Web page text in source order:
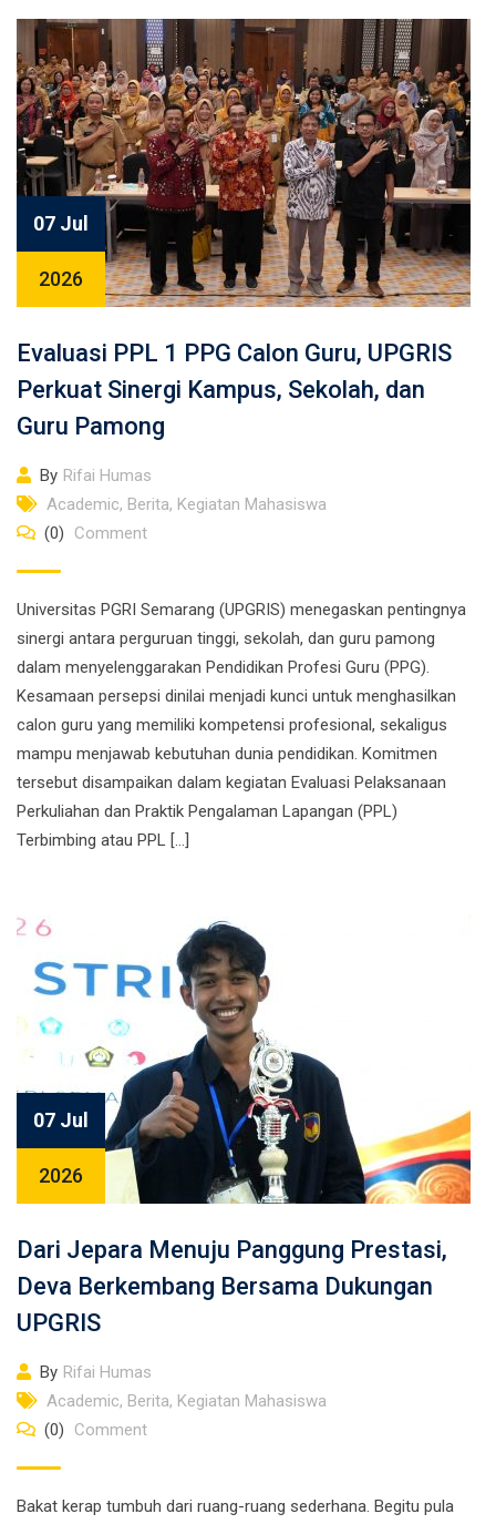
07 Jul
2026
Evaluasi PPL 1 PPG Calon Guru, UPGRIS
Perkuat Sinergi Kampus, Sekolah, dan
Guru Pamong
By Rifai Humas
Academic, Berita, Kegiatan Mahasiswa
(0)
Comment
Universitas PGRI Semarang (UPGRIS) menegaskan pentingnya
sinergi antara perguruan tinggi, sekolah, dan guru pamong
dalam menyelenggarakan Pendidikan Profesi Guru (PPG).
Kesamaan persepsi dinilai menjadi kunci untuk menghasilkan
calon guru yang memiliki kompetensi profesional, sekaligus
mampu menjawab kebutuhan dunia pendidikan. Komitmen
tersebut disampaikan dalam kegiatan Evaluasi Pelaksanaan
Perkuliahan dan Praktik Pengalaman Lapangan (PPL)
Terbimbing atau PPL […]
07 Jul
2026
Dari Jepara Menuju Panggung Prestasi,
Deva Berkembang Bersama Dukungan
UPGRIS
By Rifai Humas
Academic, Berita, Kegiatan Mahasiswa
(0)
Comment
Bakat kerap tumbuh dari ruang-ruang sederhana. Begitu pula